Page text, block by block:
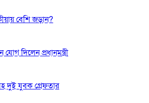
বেশি জড়ান?
দিলেন প্রধানমন্ত্রী
দুই যুবক গ্রেফতার